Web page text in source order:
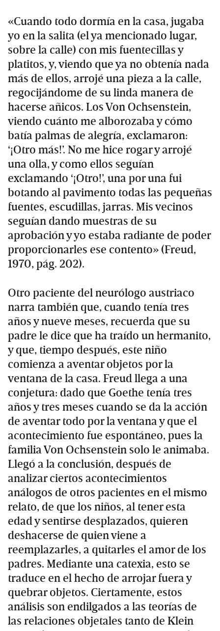
«Cuando todo dormía en la casa, jugaba
yo en la salita (el ya mencionado lugar,
sobre la calle) con mis fuentecillas y
platitos, y, viendo que ya no obtenía nada
más de ellos, arrojé una pieza a la calle,
regocijándome de su linda manera de
hacerse añicos. Los Von Ochsenstein,
viendo cuánto me alborozaba y cómo
batía palmas de alegría, exclamaron:
‘¡Otro más!’. No me hice rogar y arrojé
una olla, y como ellos seguían
exclamando ‘¡Otro!’, una por una fui
botando al pavimento todas las pequeñas
fuentes, escudillas, jarras. Mis vecinos
seguían dando muestras de su
aprobación y yo estaba radiante de poder
proporcionarles ese contento» (Freud,
1970, pág. 202).
Otro paciente del neurólogo austriaco
narra también que, cuando tenía tres
años y nueve meses, recuerda que su
padre le dice que ha traído un hermanito,
y que, tiempo después, este niño
comienza a aventar objetos por la
ventana de la casa. Freud llega a una
conjetura: dado que Goethe tenía tres
años y tres meses cuando se da la acción
de aventar todo por la ventana y que el
acontecimiento fue espontáneo, pues la
familia Von Ochsenstein solo le animaba.
Llegó a la conclusión, después de
analizar ciertos acontecimientos
análogos de otros pacientes en el mismo
relato, de que los niños, al tener esta
edad y sentirse desplazados, quieren
deshacerse de quien viene a
reemplazarles, a quitarles el amor de los
padres. Mediante una catexia, esto se
traduce en el hecho de arrojar fuera y
quebrar objetos. Ciertamente, estos
análisis son endilgados a las teorías de
las relaciones objetales tanto de Klein